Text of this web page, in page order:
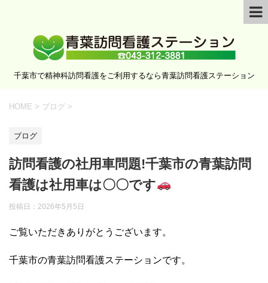
千葉市で精神科訪問看護をご利用するなら青葉訪問看護ステーション
HOME > ブログ >
ブログ
訪問看護の社用車問題!千葉市の青葉訪問
看護は社用車は〇〇です
投稿日： 2026年5月5日
ご覧いただきありがとうございます。
千葉市の青葉訪問看護ステーションです。